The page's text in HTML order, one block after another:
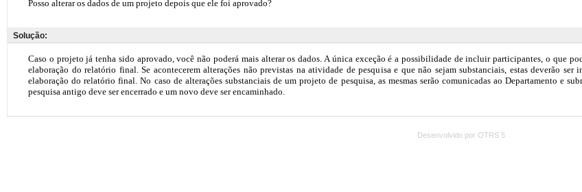
Solução:
Desenvolvido por OTRS 5